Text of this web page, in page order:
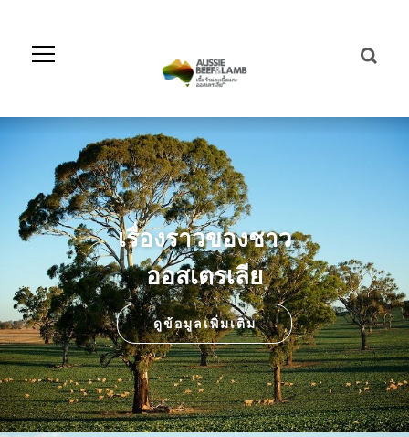
Navigation
เรื่องราวของชาว
ออสเตรเลีย
ดูข้อมูลเพิ่มเติม